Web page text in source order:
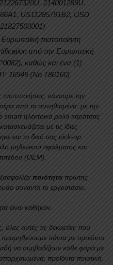
214001289U,
US11285791B2, USD
Eυρωπαϊκή πιστοποίηση
από την Eυρωπαϊκή
καθώς και ένα (1)
16949 (Νο Τ86160)
κάνουμε την
από τα συνηθισμένα: με την
smart ηλεκτρικό ρολό καρότσας
με τις ίδιες
και το δικό σας pick-up
μηδενικού σφάλματος και
(OEM).
ποιότητα πρώτης
συναντά το εργοστάσιο.
είναι καθήκον.
αυτές τις δεκαετίες που
προμηθεύουμε πάντα με προϊόντα
να συμβαδίζουν κάθε φορά με
προϊόντα ποιοτικά,